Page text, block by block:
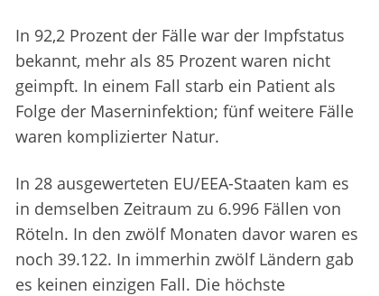
In 92,2 Prozent der Fälle war der Impfstatus
bekannt, mehr als 85 Prozent waren nicht
geimpft. In einem Fall starb ein Patient als
Folge der Maserninfektion; fünf weitere Fälle
waren komplizierter Natur.
In 28 ausgewerteten EU/EEA-Staaten kam es
in demselben Zeitraum zu 6.996 Fällen von
Röteln. In den zwölf Monaten davor waren es
noch 39.122. In immerhin zwölf Ländern gab
es keinen einzigen Fall. Die höchste